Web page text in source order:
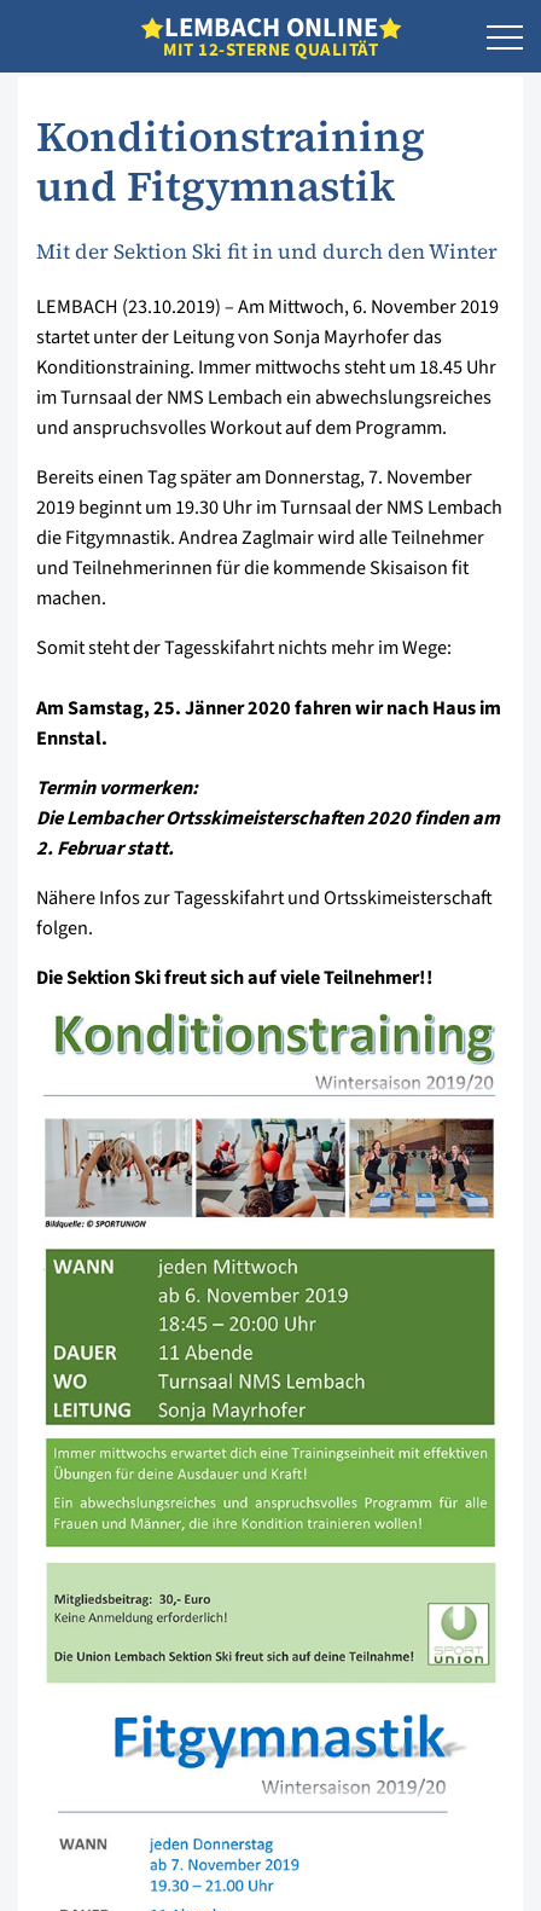
LEMBACH ONLINE
MIT 12-STERNE QUALITÄT
Konditionstraining
und Fitgymnastik
Mit der Sektion Ski fit in und durch den Winter
LEMBACH (23.10.2019) – Am Mittwoch, 6. November 2019
startet unter der Leitung von Sonja Mayrhofer das
Konditionstraining. Immer mittwochs steht um 18.45 Uhr
im Turnsaal der NMS Lembach ein abwechslungsreiches
und anspruchsvolles Workout auf dem Programm.
Bereits einen Tag später am Donnerstag, 7. November
2019 beginnt um 19.30 Uhr im Turnsaal der NMS Lembach
die Fitgymnastik. Andrea Zaglmair wird alle Teilnehmer
und Teilnehmerinnen für die kommende Skisaison fit
machen.
Somit steht der Tagesskifahrt nichts mehr im Wege:
Am Samstag, 25. Jänner 2020 fahren wir nach Haus im
Ennstal.
Termin vormerken:
Die Lembacher Ortsskimeisterschaften 2020 finden am
2. Februar statt.
Nähere Infos zur Tagesskifahrt und Ortsskimeisterschaft
folgen.
Die Sektion Ski freut sich auf viele Teilnehmer!!